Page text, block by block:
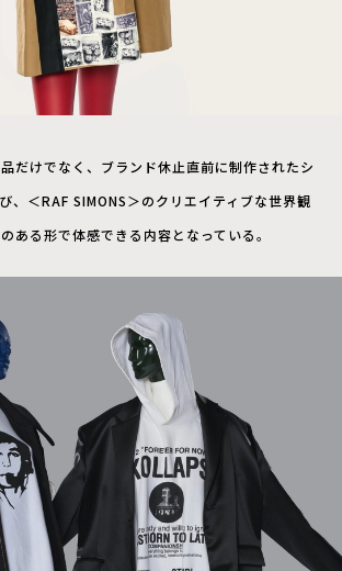
だけでなく、ブランド休止直前に制作されたシ
、＜RAF SIMONS＞のクリエイティブな世界観
ある形で体感できる内容となっている。